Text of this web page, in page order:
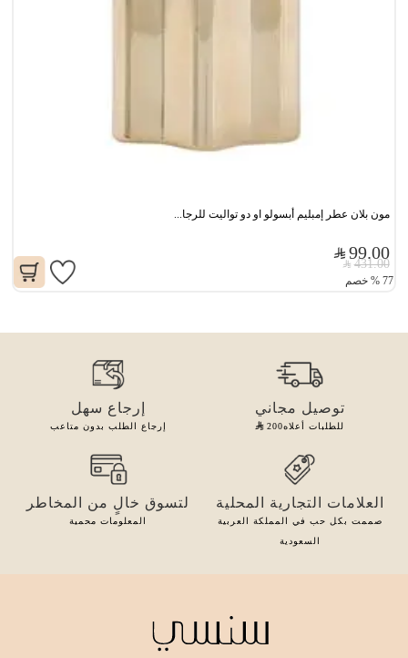
مون بلان عطر إمبليم أبسولو او دو تواليت للرجا...
99.00
431.00
77
% خصم
توصيل مجاني
للطلبات أعلاه200
إرجاع سهل
إرجاع الطلب بدون متاعب
العلامات التجارية المحلية
صممت بكل حب في المملكة العربية
السعودية
لتسوق خالٍ من المخاطر
المعلومات محمية